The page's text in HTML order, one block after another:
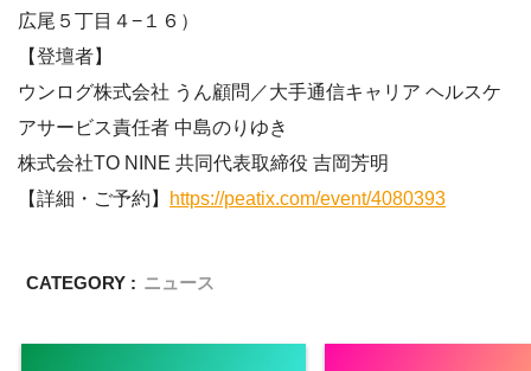
広尾５丁目４−１６）
【登壇者】
ウンログ株式会社 うん顧問／大手通信キャリア ヘルスケ
アサービス責任者 中島のりゆき
株式会社TO NINE 共同代表取締役 吉岡芳明
【詳細・ご予約】
https://peatix.com/event/4080393
CATEGORY : ニュース